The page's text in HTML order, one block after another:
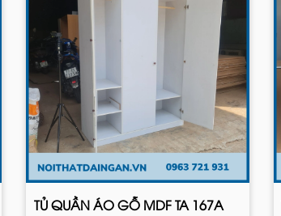
TỦ QUẦN ÁO GỖ MDF TA 167A